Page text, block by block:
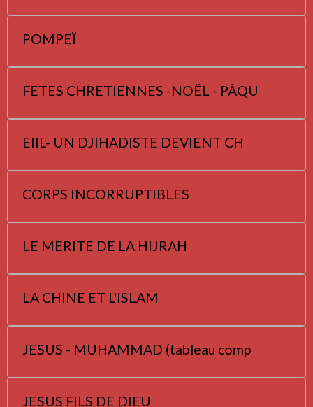
POMPEÏ
FETES CHRETIENNES -NOËL - PÂQU
EIIL- UN DJIHADISTE DEVIENT CH
CORPS INCORRUPTIBLES
LE MERITE DE LA HIJRAH
LA CHINE ET L'ISLAM
JESUS - MUHAMMAD (tableau comp
JESUS FILS DE DIEU